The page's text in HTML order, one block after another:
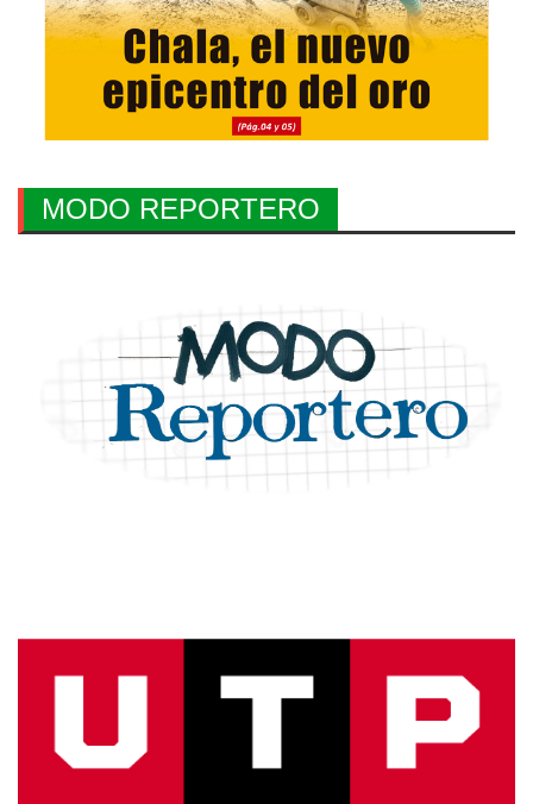
MODO REPORTERO